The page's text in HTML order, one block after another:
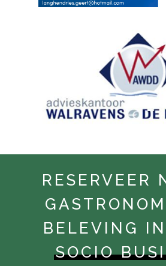
RESERVEER
BELEVING
SOCIO